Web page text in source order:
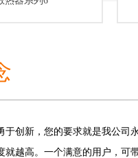
创新，您的要求就是我公司
越高。一个满意的用户，可